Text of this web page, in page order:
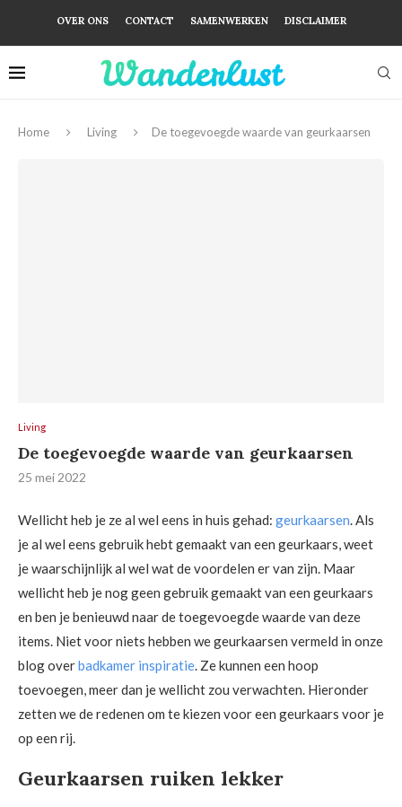
OVER ONS CONTACT SAMENWERKEN DISCLAIMER
Home Living De toegevoegde waarde van geurkaarsen
Living
De toegevoegde waarde van geurkaarsen
25 mei 2022
Wellicht heb je ze al wel eens in huis gehad: geurkaarsen. Als
je al wel eens gebruik hebt gemaakt van een geurkaars, weet
je waarschijnlijk al wel wat de voordelen er van zijn. Maar
wellicht heb je nog geen gebruik gemaakt van een geurkaars
en ben je benieuwd naar de toegevoegde waarde van deze
items. Niet voor niets hebben we geurkaarsen vermeld in onze
blog overbadkamer inspiratie. Ze kunnen een hoop
toevoegen, meer dan je wellicht zou verwachten. Hieronder
zetten we de redenen om te kiezen voor een geurkaars voor je
op een rij.
Geurkaarsen ruiken lekker